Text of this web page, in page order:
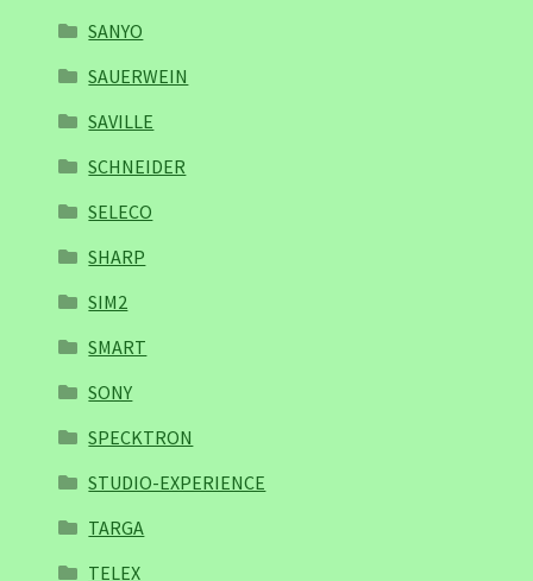
SANYO
SAUERWEIN
SAVILLE
SCHNEIDER
SELECO
SHARP
SIM2
SMART
SONY
SPECKTRON
STUDIO-EXPERIENCE
TARGA
TELEX